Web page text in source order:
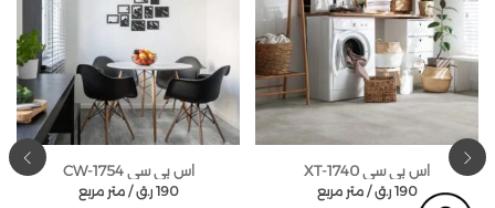
اس بي سي XT-1740
متر مربع / 190 ر.ق
اس بي سي CW-1754
متر مربع / 190 ر.ق